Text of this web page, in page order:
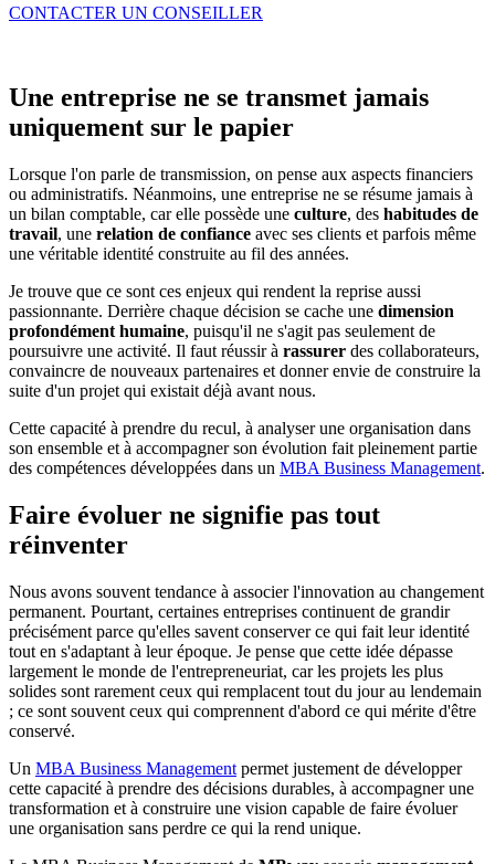
CONTACTER UN CONSEILLER
Une entreprise ne se transmet jamais
uniquement sur le papier
Lorsque l'on parle de transmission, on pense aux aspects financiers
ou administratifs. Néanmoins, une entreprise ne se résume jamais à
un bilan comptable, car elle possède une culture, des habitudes de
travail, une relation de confiance avec ses clients et parfois même
une véritable identité construite au fil des années.
Je trouve que ce sont ces enjeux qui rendent la reprise aussi
passionnante. Derrière chaque décision se cache une dimension
profondément humaine, puisqu'il ne s'agit pas seulement de
poursuivre une activité. Il faut réussir à rassurer des collaborateurs,
convaincre de nouveaux partenaires et donner envie de construire la
suite d'un projet qui existait déjà avant nous.
Cette capacité à prendre du recul, à analyser une organisation dans
son ensemble et à accompagner son évolution fait pleinement partie
des compétences développées dans un MBA Business Management.
Faire évoluer ne signifie pas tout
réinventer
Nous avons souvent tendance à associer l'innovation au changement
permanent. Pourtant, certaines entreprises continuent de grandir
précisément parce qu'elles savent conserver ce qui fait leur identité
tout en s'adaptant à leur époque. Je pense que cette idée dépasse
largement le monde de l'entrepreneuriat, car les projets les plus
solides sont rarement ceux qui remplacent tout du jour au lendemain
; ce sont souvent ceux qui comprennent d'abord ce qui mérite d'être
conservé.
Un MBA Business Management permet justement de développer
cette capacité à prendre des décisions durables, à accompagner une
transformation et à construire une vision capable de faire évoluer
une organisation sans perdre ce qui la rend unique.